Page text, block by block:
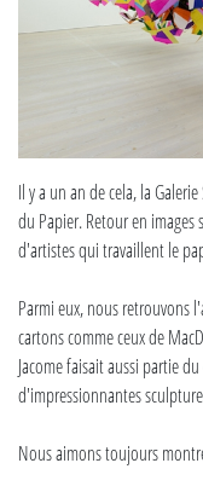
Il y a un an de cela, la
du Papier. Retour en
d'artistes qui travaillent le
Parmi eux, nous retrouvons
cartons comme ceux de
Jacome faisait aussi partie
d'impressionnantes
Nous aimons toujours